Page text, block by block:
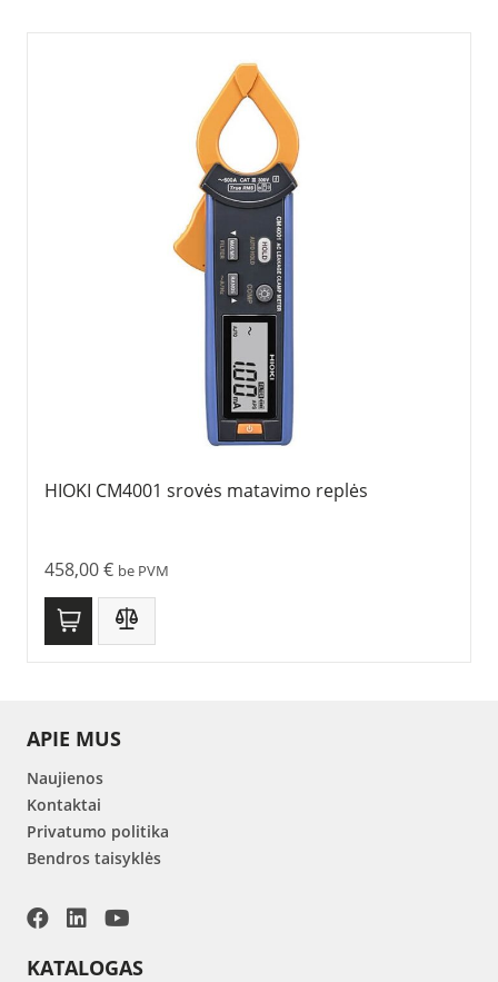
HIOKI CM4001 srovės matavimo replės
458,00€ be PVM
APIE MUS
Naujienos
Kontaktai
Privatumo politika
Bendros taisyklės
KATALOGAS